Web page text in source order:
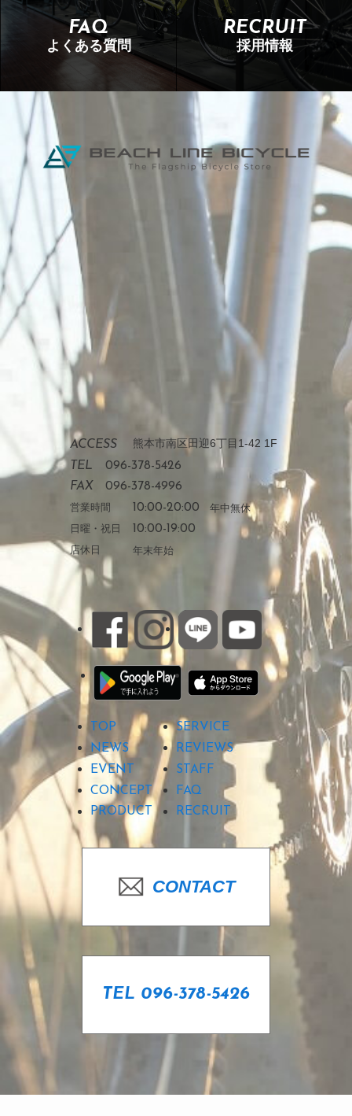
FAQ
よくある質問
RECRUIT
採用情報
ACCESS 熊本市南区田迎6丁目1-42 1F
TEL
096-378-5426
FAX
096-378-4996
営業時間 10:00-20:00 年中無休
日曜・祝日
10:00-19:00
店休日 年末年始
TOP
SERVICE
NEWS
REVIEWS
EVENT
STAFF
CONCEPT
FAQ
PRODUCT
RECRUIT
CONTACT
TEL 096-378-5426